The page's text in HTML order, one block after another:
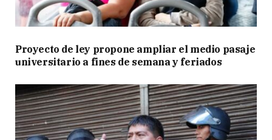
Proyecto de ley propone ampliar el medio pasaje
universitario a fines de semana y feriados